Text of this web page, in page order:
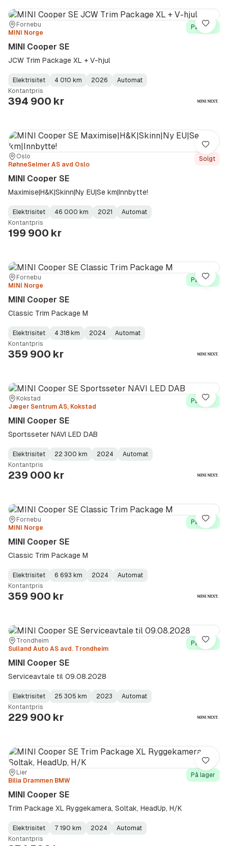
Sted:Fornebu
Forhandler:
MINI Norge
På lager
MINI Cooper SE
JCW Trim Package XL + V-hjul
Fuel
Type:
Elektrisitet
Kilometerstand:
4 010 km
Model
Year:
2026
Gearbox
Type:
Automat
Kontantpris
394 900 kr
Lagre
Sted:
Oslo
Forhandler:
RøhneSelmer AS avd Oslo
Solgt
MINI Cooper SE
Maximise|H&K|Skinn|Ny EU|Se km|Innbytte!
Fuel
Type:
Elektrisitet
Kilometerstand:
46 000 km
Model
Year:
2021
Gearbox
Type:
Automat
Kontantpris
199 900 kr
Lagre
Sted:Fornebu
Forhandler:
MINI Norge
På lager
MINI Cooper SE
Classic Trim Package M
Fuel
Type:
Elektrisitet
Kilometerstand:
4 318 km
Model
Year:
2024
Gearbox
Type:
Automat
Kontantpris
359 900 kr
Lagre
Sted:
Kokstad
Forhandler:
Jæger Sentrum AS, Kokstad
På lager
MINI Cooper SE
Sportsseter NAVI LED DAB
Fuel
Type:
Elektrisitet
Kilometerstand:
22 300 km
Model
Year:
2024
Gearbox
Type:
Automat
Kontantpris
239 000 kr
Lagre
Sted:Fornebu
Forhandler:
MINI Norge
På lager
MINI Cooper SE
Classic Trim Package M
Fuel
Type:
Elektrisitet
Kilometerstand:
6 693 km
Model
Year:
2024
Gearbox
Type:
Automat
Kontantpris
359 900 kr
Lagre
Sted:Trondheim
Forhandler:
Sulland Auto AS avd. Trondheim
På lager
MINI Cooper SE
Serviceavtale til 09.08.2028
Fuel
Type:
Elektrisitet
Kilometerstand:
25 305 km
Model
Year:
2023
Gearbox
Type:
Automat
Kontantpris
229 900 kr
Lagre
Sted:
Lier
Forhandler:
Bilia Drammen BMW
På lager
MINI Cooper SE
Trim Package XL Ryggekamera, Soltak, HeadUp, H/K
Fuel
Type:
Elektrisitet
Kilometerstand:
7 190 km
Model
Year:
2024
Gearbox
Type:
Automat
Kontantpris
Lagre